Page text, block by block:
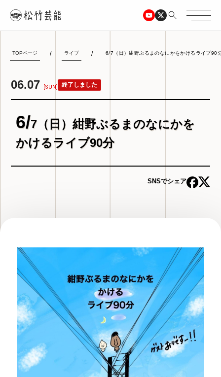
TOPページ ライブ 6/7（日）紺野ぶるまのなにかをかけるライブ90
06.07 [SUN] 終了しました
6/7（日）紺野ぶるまのなにかを
かけるライブ90分
SNSでシェア